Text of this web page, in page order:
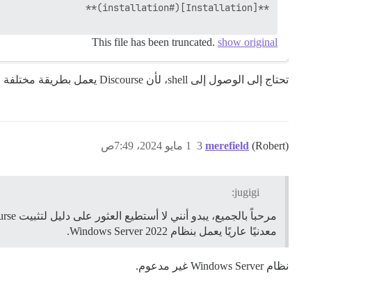
This file has been truncated. show original
تحتاج إلى الوصول إلى shell، لأن Discourse يعمل بطريقة مختلفة عن استخدام جذر الويب الخاص بك.
merefield (Robert) 1 مايو 2024، 7:49ص 3
jugigi:
معدنيًا عاريًا يعمل بنظام Windows Server 2022.
نظام Windows Server غير مدعوم.